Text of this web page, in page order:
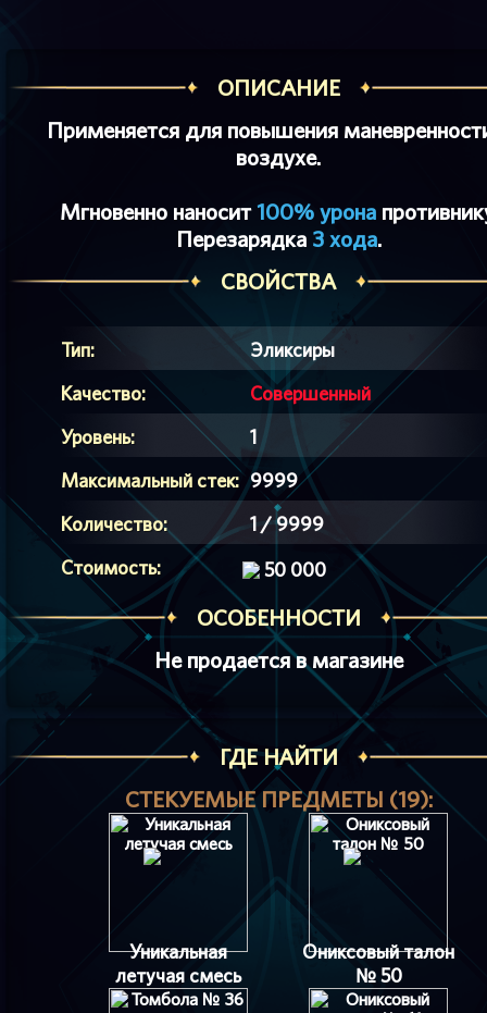
ОПИСАНИЕ
Применяется для повышения
воздухе.
Мгновенно наносит100% урона
Перезарядка 3 хода.
СВОЙСТВА
Тип:
Эликсиры
Качество:
Совершенный
Уровень:
1
Максимальный стек: 9999
Количество:
1 / 9999
Стоимость:
50 000
ОСОБЕННОСТИ
Не продается в магазине
ГДЕ НАЙТИ
СТЕКУЕМЫЕ ПРЕДМЕТЫ (19):
Уникальная
летучая смесь
Ониксовый талон
№ 50